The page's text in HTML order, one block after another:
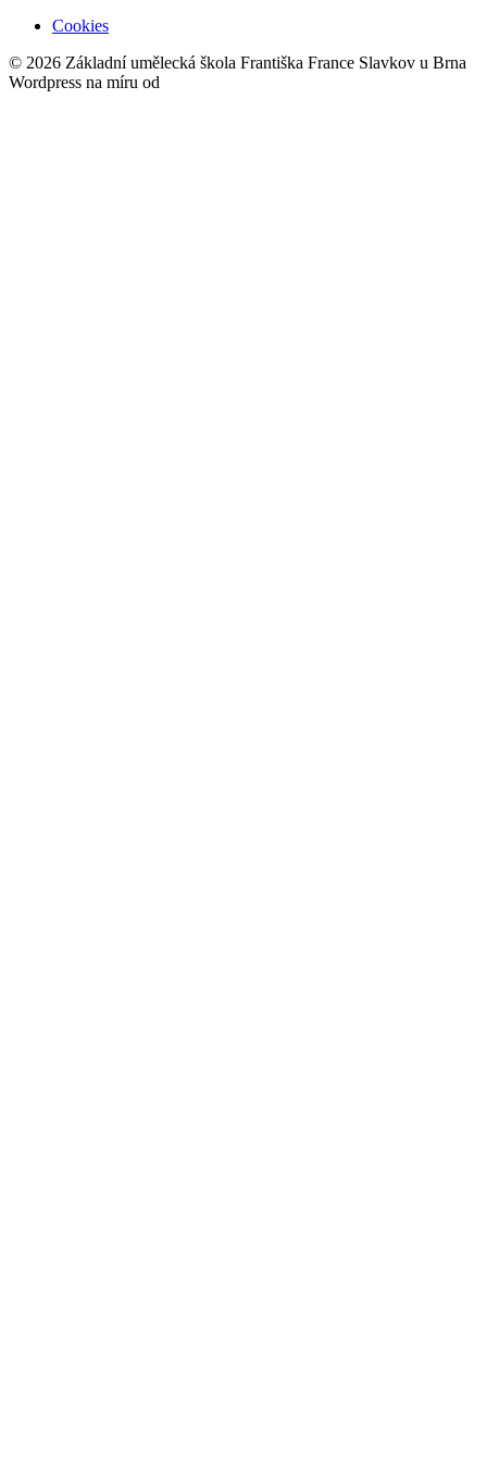
Cookies
© 2026 Základní umělecká škola Františka France Slavkov u Brna
Wordpress na míru od